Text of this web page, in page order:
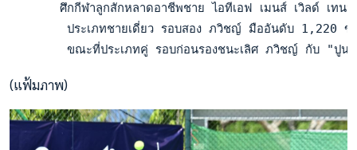
ศึกกีฬาลูกสักหลาดอาชีพชาย ไอทีเอฟ เมนส์ เวิลด์ เท
ประเภทชายเดี่ยว รอบสอง ภวิชญ์ มืออันดับ 1,220 ข
ขณะที่ประเภทคู่ รอบก่อนรองชนะเลิศ ภวิชญ์ กับ "ปู
(แฟ้มภาพ)